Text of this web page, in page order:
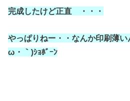
完成したけど正直 ・・・
やっぱりねー・・なんか印刷薄い
ω・｀)ｼｮﾎﾞｰﾝ